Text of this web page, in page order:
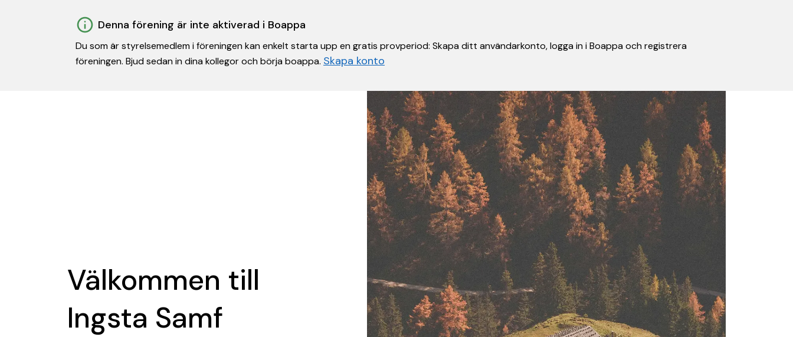
Denna förening är inte aktiverad i Boappa
Du som är styrelsemedlem i föreningen kan enkelt starta upp en gratis provperiod: Skapa ditt användarkonto, logga in i Boappa och registrera
föreningen. Bjud sedan in dina kollegor och börja boappa. Skapa konto
Välkommen till
Ingsta Samf